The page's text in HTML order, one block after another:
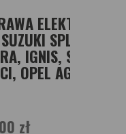
ELEKTRONIKI
SPLASH,
IGNIS, SX4,
OPEL AGILLA
zł